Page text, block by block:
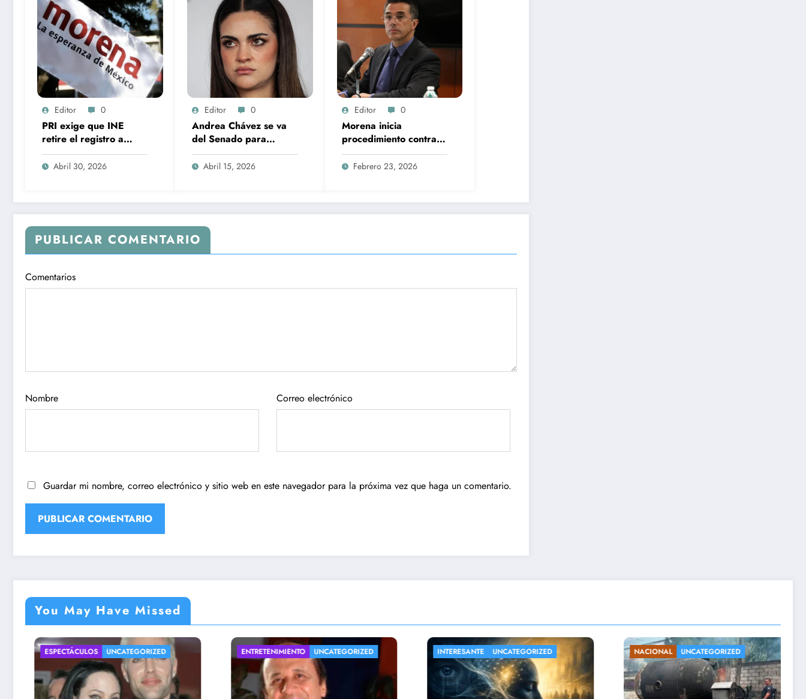
Editor 0
PRI exige que INE
retire el registro a
Morena por “ser un
cártel”; “van a caer
Abril 30, 2026
Editor 0
Andrea Chávez se va
del Senado para
buscar gubernatura
Abril 15, 2026
Editor 0
Morena inicia
procedimiento contra
Sergio Mayer tras
dejar su curul por La
Honestidad evaluará
caso
Febrero 23, 2026
PUBLICAR COMENTARIO
Comentarios
Nombre Correo electrónico
Guardar mi nombre, correo electrónico y sitio web en este navegador para la próxima vez que haga un comentario.
You May Have Missed
ENTRETENIMIENTO UNCATEGORIZED INTERESANTE UNCATEGORIZED NACIONAL UNCATEGORIZED ENTRETENIMIENTO